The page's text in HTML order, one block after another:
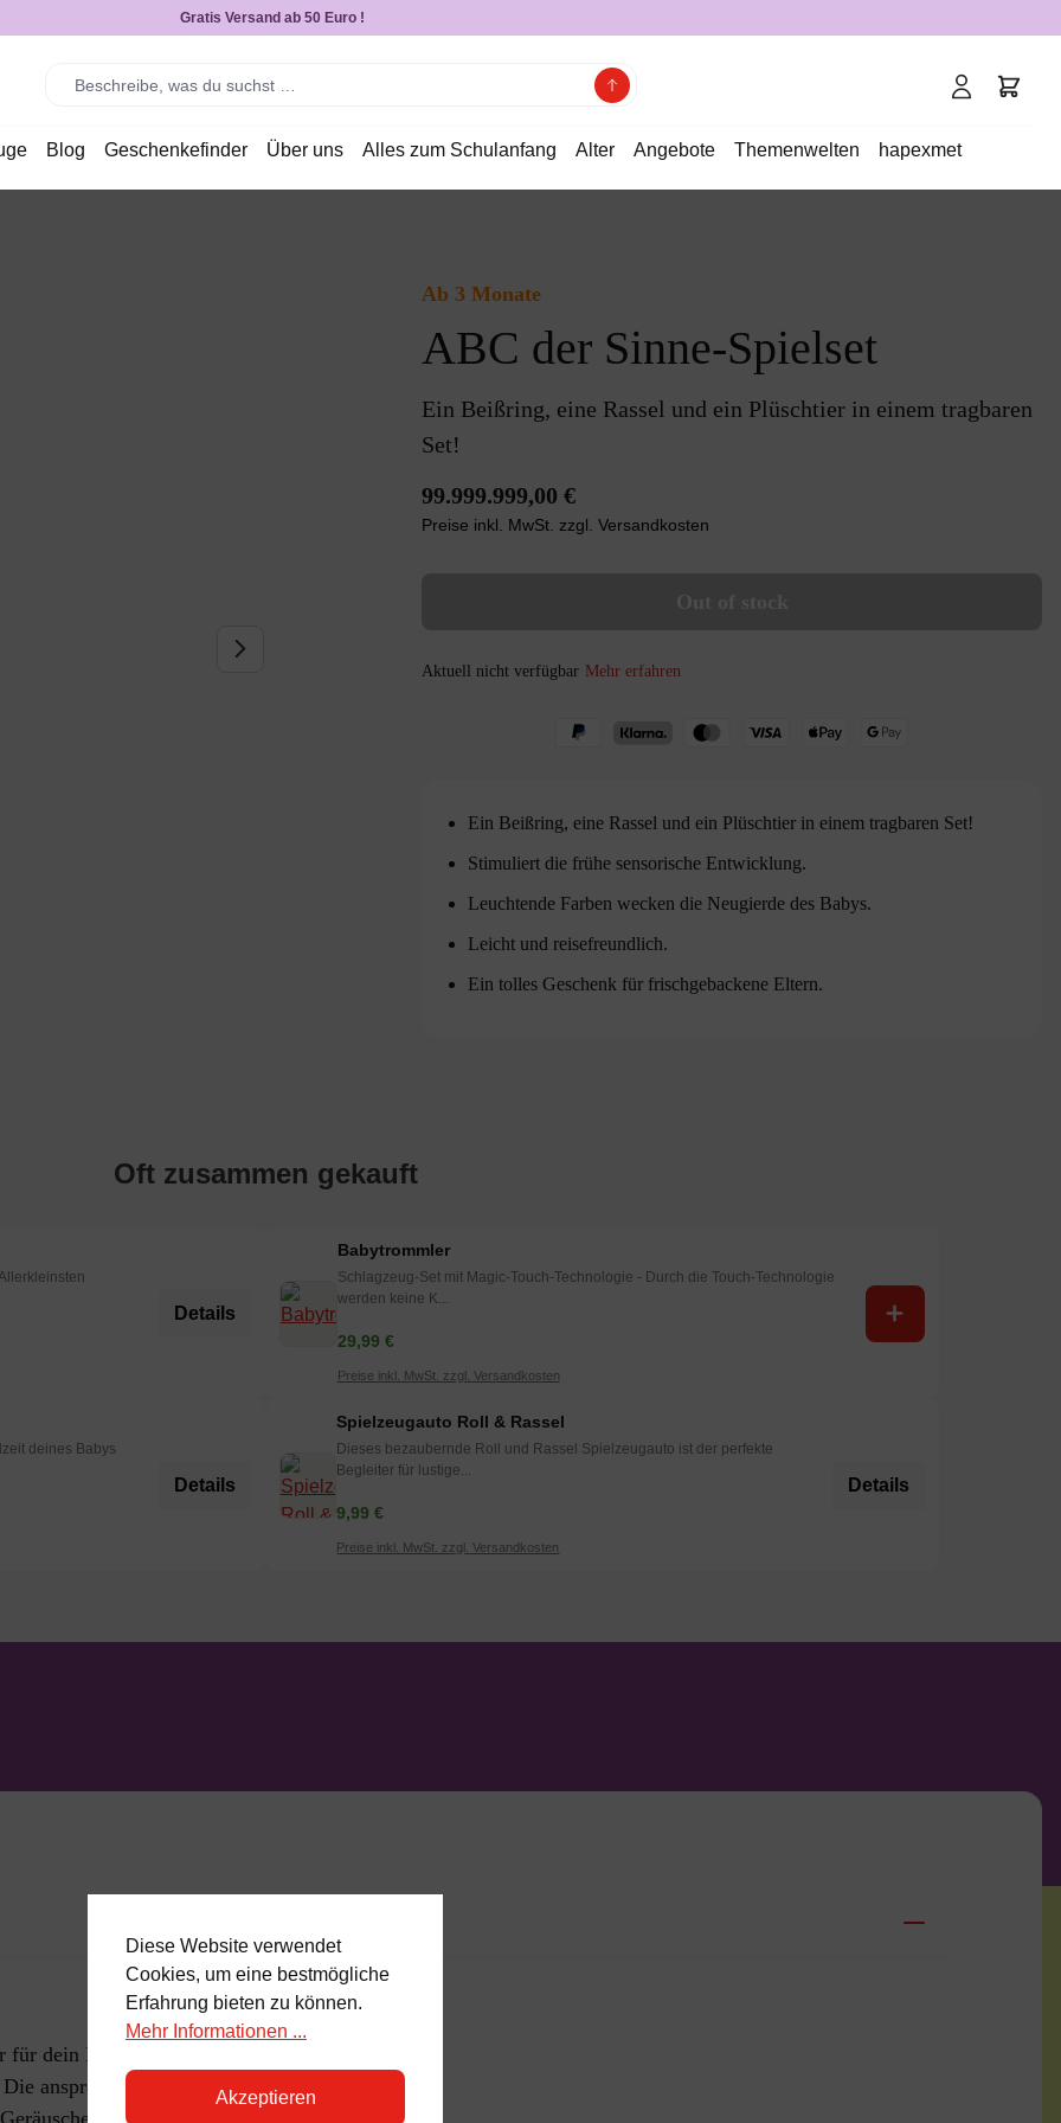
Gratis Versand ab 50 Euro !
Blog Geschenkefinder Über uns Alles zum Schulanfang Alter Angebote Themenwelten hapexmet
Ab 3 Monate
ABC der Sinne-Spielset
Ein Beißring, eine Rassel und ein Plüschtier in einem tragbaren
Set!
99.999.999,00 €
Preise inkl. MwSt. zzgl. Versandkosten
Aktuell nicht verfügbar Mehr erfahren
Ein Beißring, eine Rassel und ein Plüschtier in einem tragbaren Set!
Stimuliert die frühe sensorische Entwicklung.
Leuchtende Farben wecken die Neugierde des Babys.
Leicht und reisefreundlich.
Ein tolles Geschenk für frischgebackene Eltern.
Oft zusammen gekauft
Details
Babytrommler
Schlagzeug-Set mit Magic-Touch-Technologie - Durch die Touch-Technologie
werden keine K...
29,99 €
Preise inkl. MwSt. zzgl. Versandkosten
deines Babys
Details
Spielzeugauto Roll & Rassel
Dieses bezaubernde Roll und Rassel Spielzeugauto ist der perfekte
Begleiter für lustige...
9,99 €
Preise inkl. MwSt. zzgl. Versandkosten
Details
für dein Baby mit diesem
ansprechende Struktur,
Diese Website verwendet
Cookies, um eine bestmögliche
Erfahrung bieten zu können.
Mehr Informationen ...
Akzeptieren